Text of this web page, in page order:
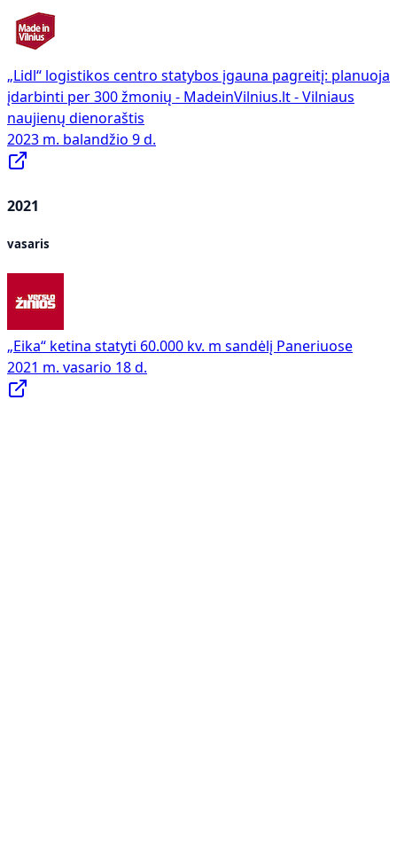
„Lidl“ logistikos centro statybos įgauna pagreitį: planuoja
įdarbinti per 300 žmonių - MadeinVilnius.lt - Vilniaus
naujienų dienoraštis
2023 m. balandžio 9 d.
2021
vasaris
„Eika“ ketina statyti 60.000 kv. m sandėlį Paneriuose
2021 m. vasario 18 d.